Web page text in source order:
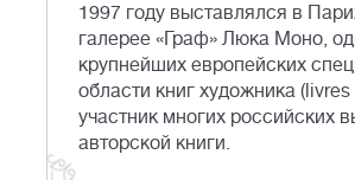
1997 году выставлялся в
галерее «Граф» Люка Моно,
крупнейших европейских
области книг художника (livres
участник многих российских
авторской книги.